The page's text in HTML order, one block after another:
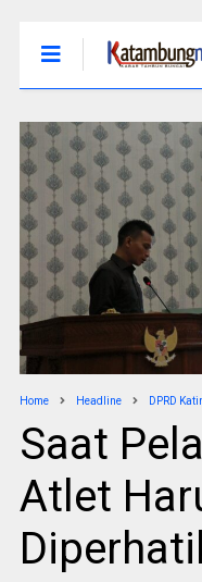
Home Headline DPRD
Saat
Atlet